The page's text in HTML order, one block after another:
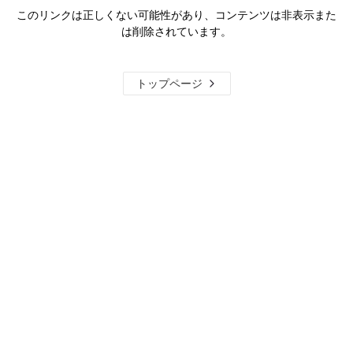
このリンクは正しくない可能性があり、コンテンツは非表示また
は削除されています。
トップページ